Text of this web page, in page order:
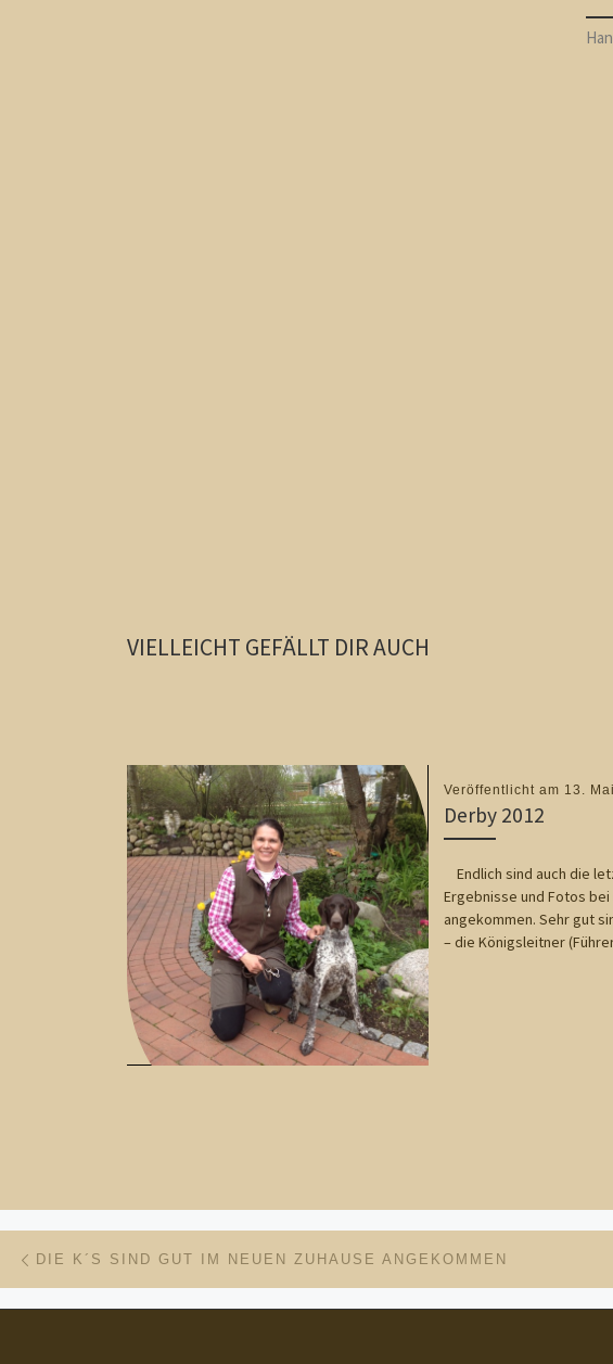
VIELLEICHT GEFÄLLT DIR AUCH
Veröffentlicht am 13.
Derby 2012
Endlich sind auch die
Ergebnisse und Fotos bei
angekommen. Sehr gut
– die Königsleitner
Beitragsnavigation
DIE K´S SIND GUT IM NEUEN ZUHAUSE ANGEKOMMEN